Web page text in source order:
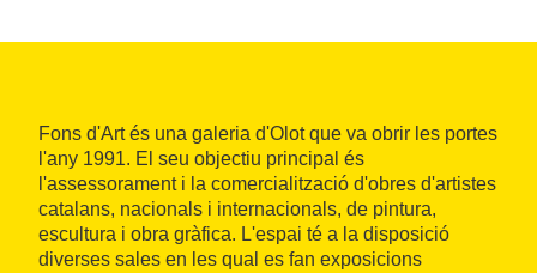
Fons d'Art és una galeria d'Olot que va obrir les portes
l'any 1991. El seu objectiu principal és
l'assessorament i la comercialització d'obres d'artistes
catalans, nacionals i internacionals, de pintura,
escultura i obra gràfica. L'espai té a la disposició
diverses sales en les qual es fan exposicions